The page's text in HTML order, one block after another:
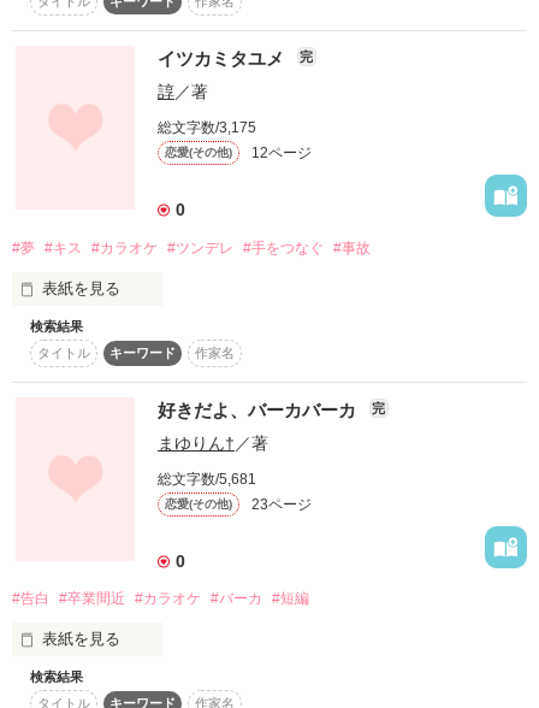
作品を読む
イツカミタユメ 完
諄／著
総文字数/3,175
恋愛(その他) 12ページ
0
#夢 #キス #カラオケ #ツンデレ #手をつなぐ #事故
表紙を見る
私はあいつが嫌いなのに…
私は何かを忘れてる
思い出さなくちゃ
大切な何かを…
検索結果
タイトル
キーワード 作家名
好きだよ、バーカバーカ 完
まゆりん† ／著
総文字数/5,681
恋愛(その他) 23ページ
0
#告白 #卒業間近 #カラオケ #バーカ #短編
表紙を見る
検索結果
タイトル
キーワード 作家名